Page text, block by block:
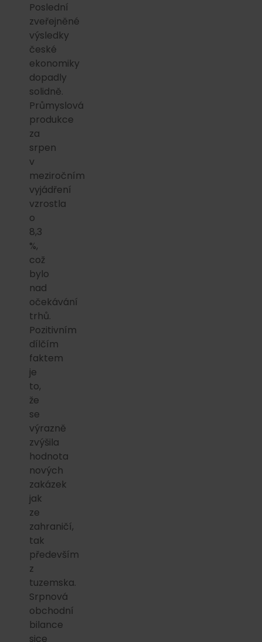
Poslední
zveřejněné
výsledky
české
ekonomiky
dopadly
solidně.
Průmyslová
produkce
za
srpen
v
meziročním
vyjádření
vzrostla
o
8,3
%,
což
bylo
nad
očekávání
trhů.
Pozitivním
dílčím
faktem
je
to,
že
se
výrazně
zvýšila
hodnota
nových
zakázek
jak
ze
zahraničí,
tak
především
z
tuzemska.
Srpnová
obchodní
bilance
sice